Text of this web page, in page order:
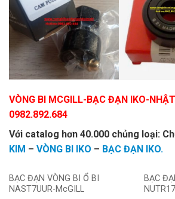
VÒNG BI MCGILL-BẠC ĐẠN IKO-NHẬT
0982.892.684
Với catalog hơn 40.000 chủng loại:
KIM – VÒNG BI IKO – BẠC ĐẠN IKO.
BẠC ĐẠN VÒNG BI Ổ BI
NAST7UUR-McGILL
BẠC